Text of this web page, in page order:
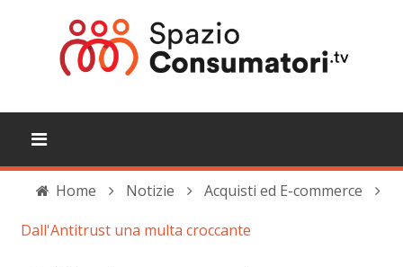
Home Notizie
Acquisti ed E-commerce
Dall'Antitrust una multa croccante